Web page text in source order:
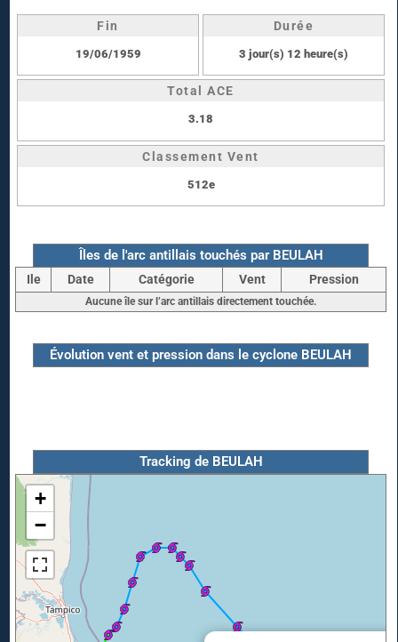
Fin
19/06/1959
Durée
3 jour(s) 12 heure(s)
Total ACE
3.18
Classement Vent
512e
Îles de l'arc antillais touchés par BEULAH
Ile Date Catégorie Vent Pression
Aucune île sur l’arc antillais directement touchée.
Évolution vent et pression dans le cyclone BEULAH
Tracking de BEULAH
+
−